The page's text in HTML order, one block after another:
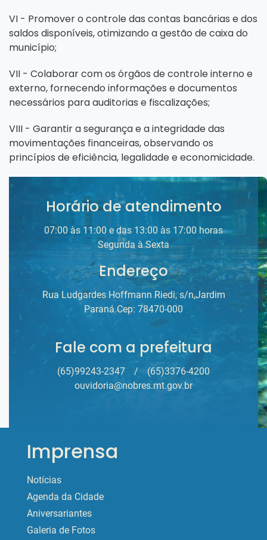
VI - Promover o controle das contas bancárias e dos
saldos disponíveis, otimizando a gestão de caixa do
município;
VII - Colaborar com os órgãos de controle interno e
externo, fornecendo informações e documentos
necessários para auditorias e fiscalizações;
VIII - Garantir a segurança e a integridade das
movimentações financeiras, observando os
princípios de eficiência, legalidade e economicidade.
Horário de atendimento
07:00 às 11:00 e das 13:00 às 17:00 horas
Segunda à Sexta
Endereço
Rua Ludgardes Hoffmann Riedi, s/n,Jardim
Paraná Cep: 78470-000
Fale com a prefeitura
(65)99243-2347 /
(65)3376-4200
ouvidoria@nobres.mt.gov.br
Imprensa
Notícias
Agenda da Cidade
Aniversariantes
Galeria de Fotos